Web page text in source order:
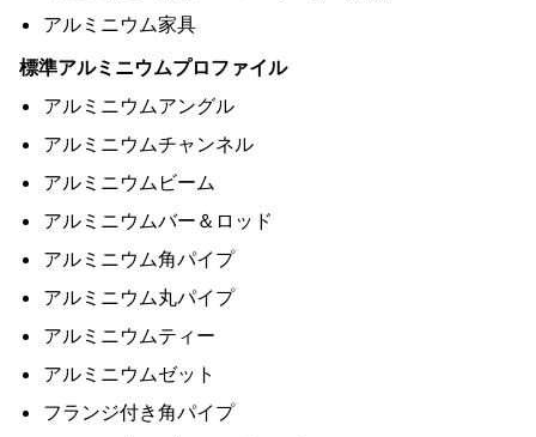
アルミニウム家具
標準アルミニウムプロファイル
アルミニウムアングル
アルミニウムチャンネル
アルミニウムビーム
アルミニウムバー＆ロッド
アルミニウム角パイプ
アルミニウム丸パイプ
アルミニウムティー
アルミニウムゼット
フランジ付き角パイプ